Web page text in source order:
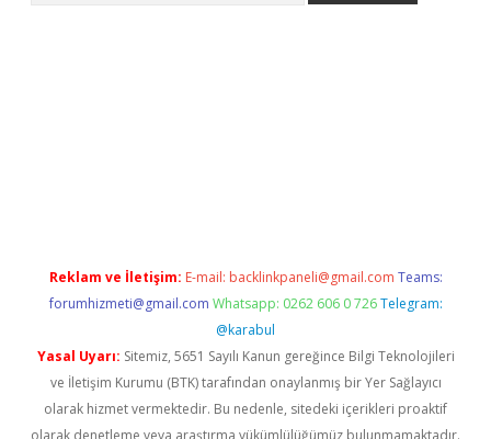
Reklam ve İletişim: E-mail: backlinkpaneli@gmail.com Teams:
forumhizmeti@gmail.com Whatsapp: 0262 606 0 726 Telegram:
@karabul
Yasal Uyarı: Sitemiz, 5651 Sayılı Kanun gereğince Bilgi Teknolojileri
ve İletişim Kurumu (BTK) tarafından onaylanmış bir Yer Sağlayıcı
olarak hizmet vermektedir. Bu nedenle, sitedeki içerikleri proaktif
olarak denetleme veya araştırma yükümlülüğümüz bulunmamaktadır.